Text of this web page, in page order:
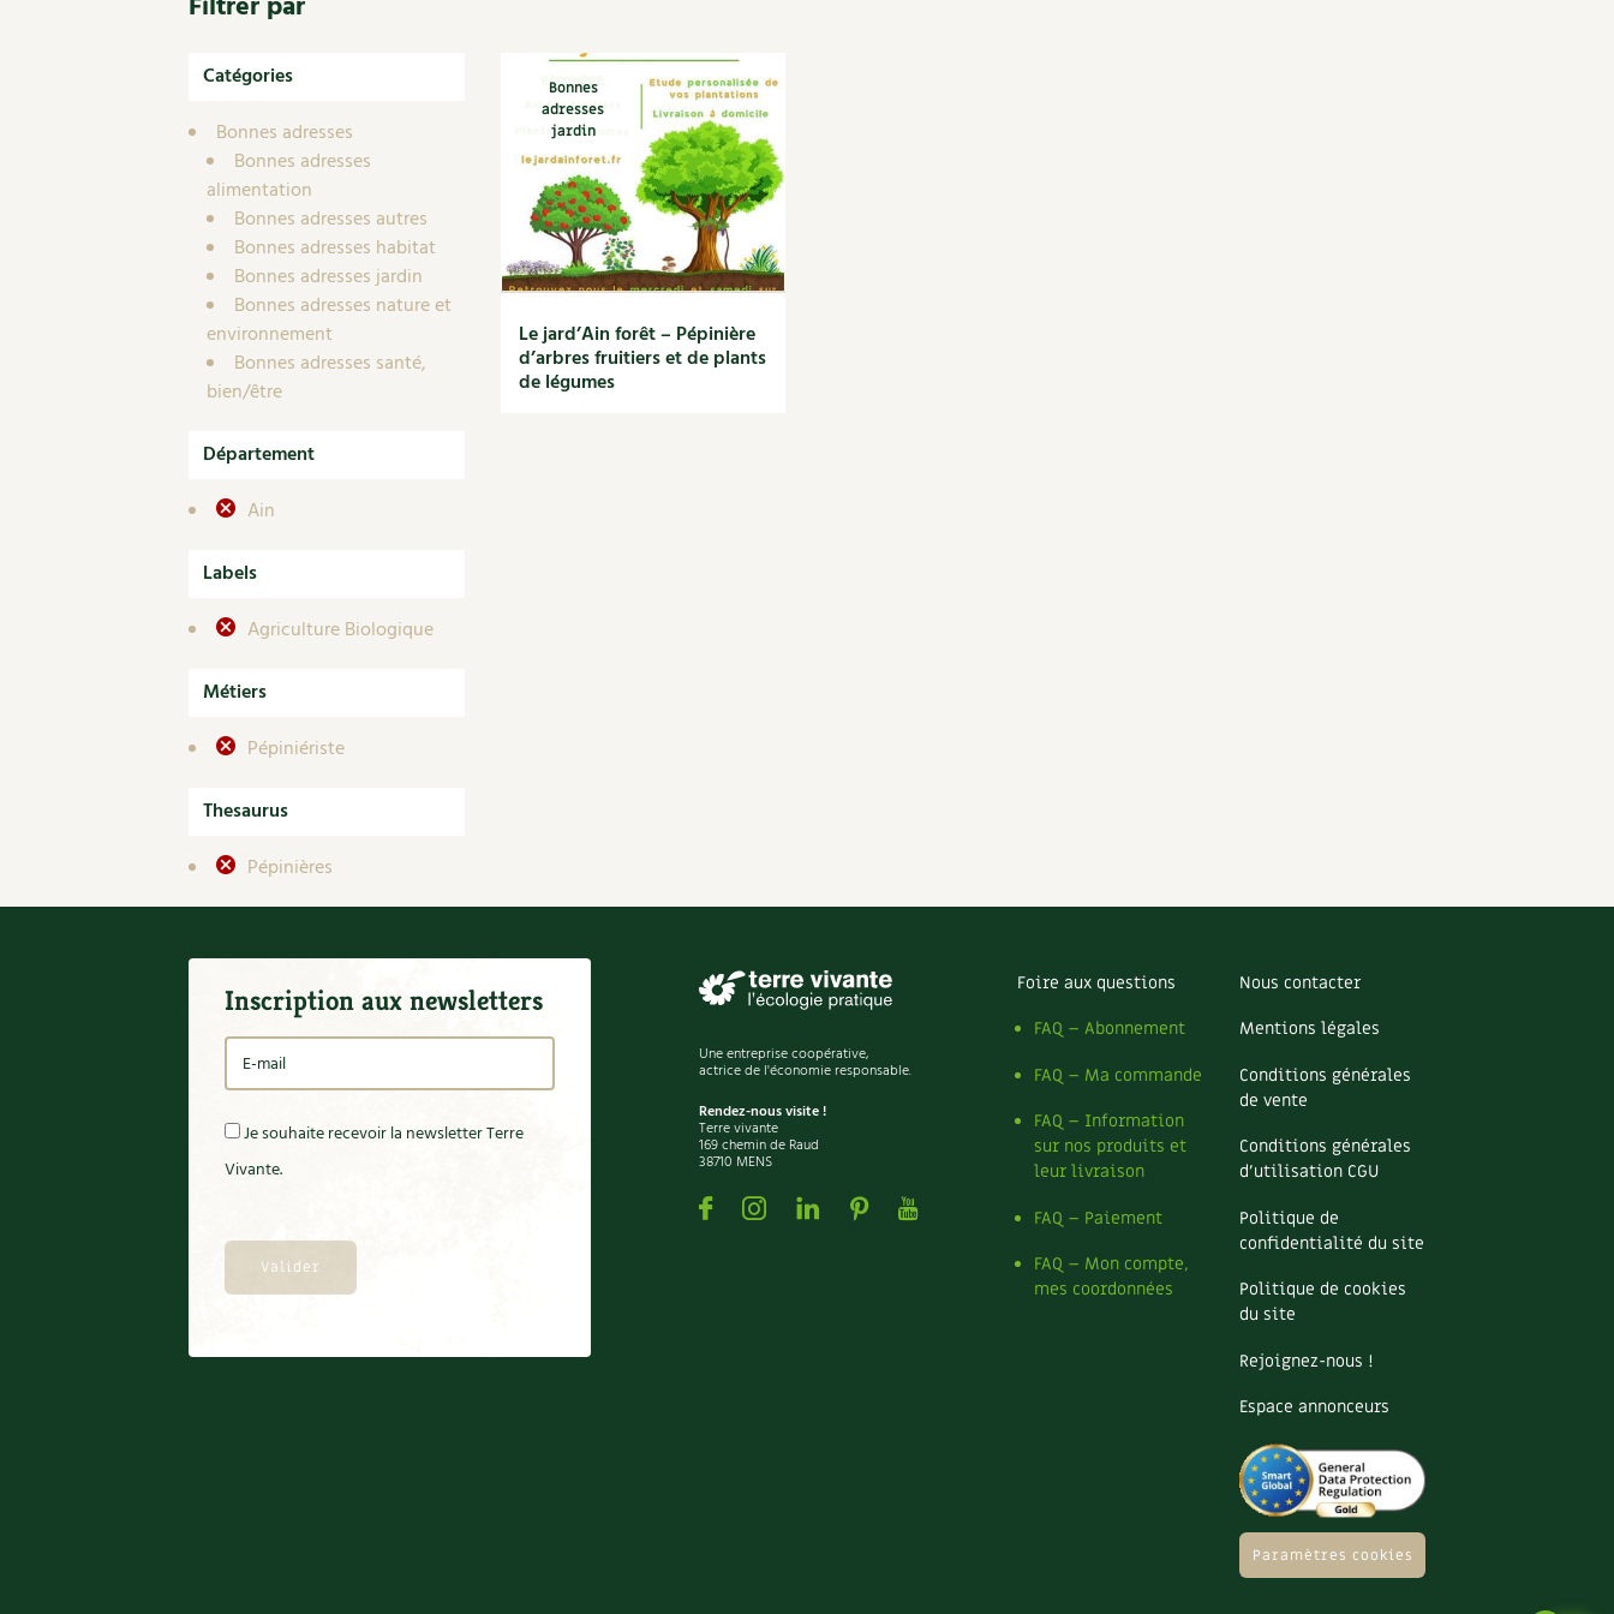
Biodiversité
Société, engagement
Jardiner en ville
Bricolages au jardin
Outils et ustensiles du jardin
Biodiversité
Ravageurs et maladies au jardin
Petit élevage
Matériaux écologiques
Énergie
Gestion de l’eau
Entretien de la maison
Décoration et petit bricolage
Nouvelles sur le jardin et l’écologie
Prenez-en de la graine !
Les chroniques de Marie
Catégories
Bonnes adresses
Bonnes adresses
alimentation
Bonnes adresses autres
Bonnes adresses habitat
Bonnes adresses jardin
Bonnes adresses nature et
environnement
Bonnes adresses santé,
bien/être
Département
Ain
Labels
Agriculture Biologique
Métiers
Pépiniériste
Thesaurus
Pépinières
Bonnes
adresses
jardin
Le jard’Ain forêt – Pépinière
d’arbres fruitiers et de plants
de légumes
Inscription aux newsletters
Je souhaite recevoir la newsletter Terre
Vivante.
Une entreprise coopérative,
actrice de l'économie responsable.
Rendez-nous visite !
Terre vivante
169 chemin de Raud
38710 MENS
FacebookInstagramLinkedin
PinterestYoutube
Foire aux questions
FAQ – Abonnement
FAQ – Ma commande
FAQ – Information
sur nos produits et
leur livraison
FAQ – Paiement
FAQ – Mon compte,
mes coordonnées
Nous contacter
Mentions légales
Conditions générales
de vente
Conditions générales
d’utilisation CGU
Politique de
confidentialité du site
Politique de cookies
du site
Rejoignez-nous !
Espace annonceurs
Paramètres cookies